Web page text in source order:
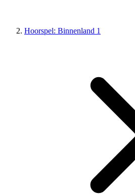
Hoorspel: Binnenland 1